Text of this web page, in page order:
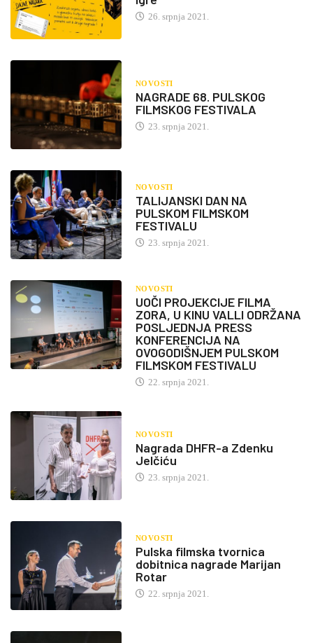
26. srpnja 2021.
NOVOSTI
NAGRADE 68. PULSKOG
FILMSKOG FESTIVALA
23. srpnja 2021.
NOVOSTI
TALIJANSKI DAN NA
PULSKOM FILMSKOM
FESTIVALU
23. srpnja 2021.
NOVOSTI
UOČI PROJEKCIJE FILMA
ZORA, U KINU VALLI ODRŽANA
POSLJEDNJA PRESS
KONFERENCIJA NA
OVOGODIŠNJEM PULSKOM
FILMSKOM FESTIVALU
22. srpnja 2021.
NOVOSTI
Nagrada DHFR-a Zdenku
Jelčiću
23. srpnja 2021.
NOVOSTI
Pulska filmska tvornica
dobitnica nagrade Marijan
Rotar
22. srpnja 2021.